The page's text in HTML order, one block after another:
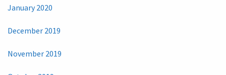
January 2020
December 2019
November 2019